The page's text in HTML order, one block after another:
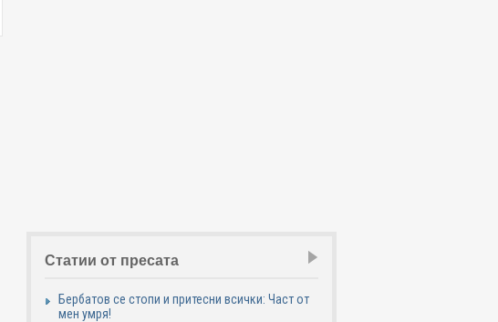
Статии от пресата
Бербатов се стопи и притесни всички: Част от
мен умря!